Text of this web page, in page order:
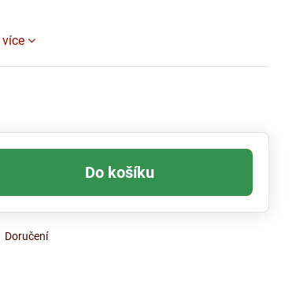
více
Do košíku
Doručení